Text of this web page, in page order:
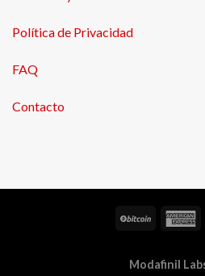
Política de Privacidad
FAQ
Contacto
Modafinil